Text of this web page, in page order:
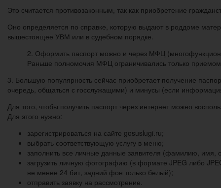
Это считается противозаконным, так как приобретение
Оно определяется по справке, которую выдают в роддоме
вышестоящее УВМ или в судебном порядке.
2. Оформить паспорт можно и через МФЦ
Раньше полномочия МФЦ ограничивались только
3. Большую популярность сейчас приобретает получение
очередь, общаться с госслужащими) и минусы (если
Для того, чтобы получить паспорт через интернет можно
Для этого нужно:
зарегистрироваться на сайте gosuslugi.ru;
выбрать соответствующую услугу в меню;
заполнить все личные данные заявителя (фамилию, имя,
загрузить личную фотографию (в формате JPEG либо
не менее 24 бит, задний фон только белый);
отправить заявку на рассмотрение.